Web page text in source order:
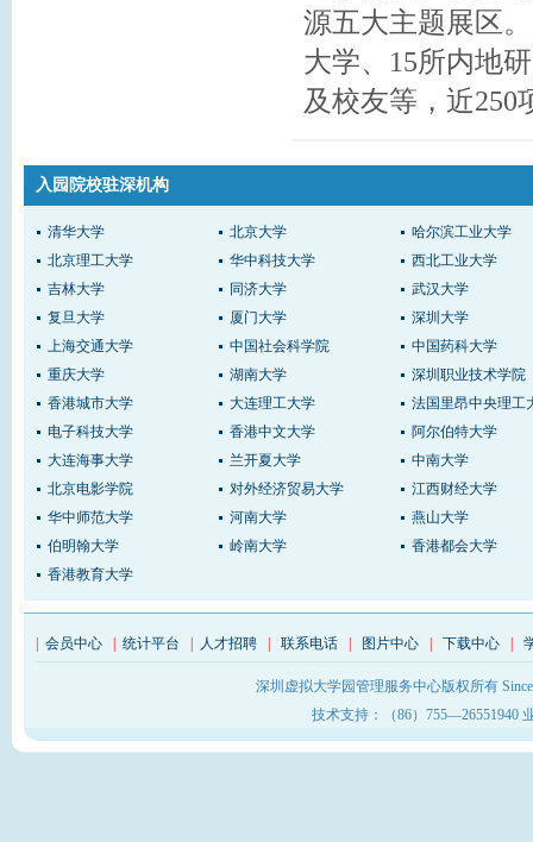
源五大主题展区
大学、15所内地
及校友等，近
入园院校驻深机构
清华大学 北京大学
哈尔滨工业大学
北京理工大学
华中科技大学
西北工业大学
吉林大学
同济大学
武汉大学
复旦大学
厦门大学
深圳大学
上海交通大学
中国社会科学院
中国药科大学
重庆大学
湖南大学
深圳职业技术学院
香港城市大学
大连理工大学
法国里昂中央理工
电子科技大学
香港中文大学
阿尔伯特大学
大连海事大学
兰开夏大学
中南大学
北京电影学院
对外经济贸易大学
江西财经大学
华中师范大学
河南大学
燕山大学
伯明翰大学
岭南大学
香港都会大学
香港教育大学
会员中心 统计平台 人才招聘 联系电话 图片中心 下载中心
深圳虚拟大学园管理服务中心版权所有
技术支持：（86）755—26551940